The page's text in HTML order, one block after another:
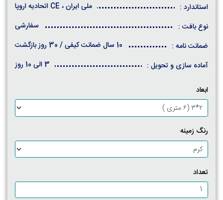
استاندارد :
ملی ایران ، CE اتحادیه اروپا
نوع بافت :
سفارشی
ضمانت نامه :
10 سال ضمانت کیفی / 30 روز بازگشت
آماده سازی و تحویل :
3 الی 10 روز
ابعاد
رنگ زمینه
تعداد